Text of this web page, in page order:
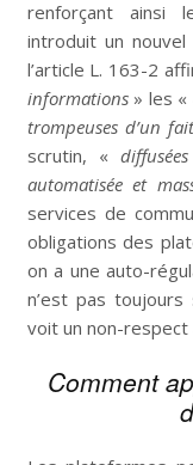
renforçant ainsi
introduit un
l’article L. 163-2
informations» les «
trompeuses d’un
scrutin, «
automatisée et
services de
obligations des
on a une auto-
n’est pas
voit un non-respect
Comment